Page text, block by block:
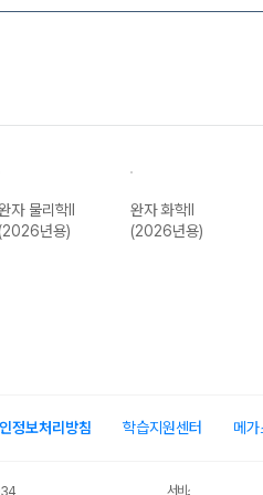
자 물리학II
(2026년용)
완자 화학II
(2026년용)
정보처리방침 학습지원센터 메
서비스 가입사실 확인